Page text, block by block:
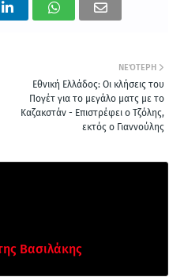
ΝΕΌΤΕΡΗ
Εθνική Ελλάδος: Οι κλήσεις του
Πογέτ για το μεγάλο ματς με το
Καζακστάν - Επιστρέφει ο Τζόλης,
εκτός ο Γιαννούλης
Βασιλάκης